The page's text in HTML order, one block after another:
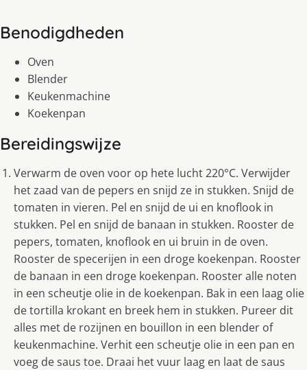
Benodigdheden
Oven
Blender
Keukenmachine
Koekenpan
Bereidingswijze
Verwarm de oven voor op hete lucht 220°C. Verwijder
het zaad van de pepers en snijd ze in stukken. Snijd de
tomaten in vieren. Pel en snijd de ui en knoflook in
stukken. Pel en snijd de banaan in stukken. Rooster de
pepers, tomaten, knoflook en ui bruin in de oven.
Rooster de specerijen in een droge koekenpan. Rooster
de banaan in een droge koekenpan. Rooster alle noten
in een scheutje olie in de koekenpan. Bak in een laag olie
de tortilla krokant en breek hem in stukken. Pureer dit
alles met de rozijnen en bouillon in een blender of
keukenmachine. Verhit een scheutje olie in een pan en
voeg de saus toe. Draai het vuur laag en laat de saus